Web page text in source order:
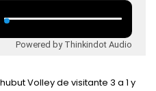
Powered by Thinkindot Audio
Volley de visitante 3 a 1 y